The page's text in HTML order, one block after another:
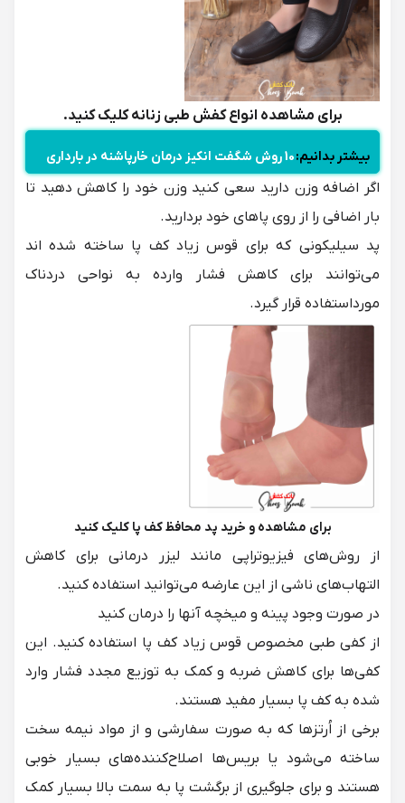
برای مشاهده انواعکفش طبی زنانهکلیک کنید.
بیشتر بدانیم:10 روش شگفت انکیز درمان خارپاشنه در بارداری
اگر اضافه وزن دارید سعی کنید وزن خود را کاهش دهید تا
بار اضافی را از روی پاهای خود بردارید.
پد سیلیکونی که برای قوس زیاد کف پا ساخته شده اند
می‌توانند برای کاهش فشار وارده به نواحی دردناک
مورداستفاده قرار گیرد.
برای مشاهده و خرید پد محافظ کف پا کلیک کنید
از روش‌های فیزیوتراپی مانند لیزر درمانی برای کاهش
التهاب‌های ناشی از این عارضه می‌توانید استفاده کنید.
در صورت وجود پینه و میخچه آنها را درمان کنید
ازکفی‌ طبی مخصوص قوس زیاد کف پا استفاده کنید. این
کفی‌ها برای کاهش ضربه‌ و کمک به توزیع مجدد فشار وارد
شده به کف پا بسیار مفید هستند.
برخی از اُرتزها که به صورت سفارشی و از مواد نیمه سخت
ساخته می‌شود یا بریس‌ها اصلاح‌کننده‌های بسیار خوبی
هستند و برای جلوگیری از برگشت پا به سمت بالا بسیار کمک